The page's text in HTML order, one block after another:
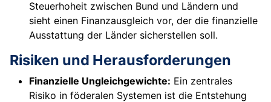
Steuerhoheit zwischen Bund und Ländern und
sieht einen Finanzausgleich vor, der die finanzielle
Ausstattung der Länder sicherstellen soll.
Risiken und Herausforderungen
Finanzielle Ungleichgewichte: Ein zentrales
Risiko in föderalen Systemen ist die Entstehung